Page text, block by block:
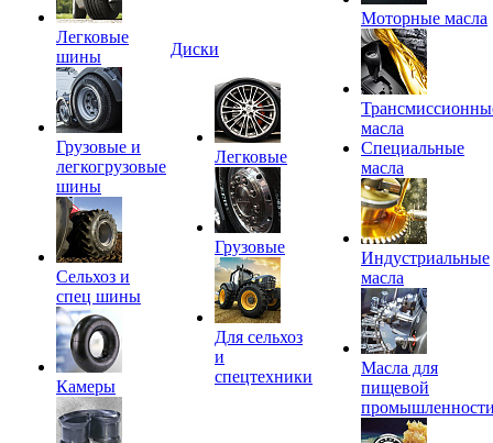
Легковые
шины
Грузовые и
легкогрузовые
шины
Сельхоз и
спец шины
Камеры
Диски
Легковые
Грузовые
Для сельхоз
и
спецтехники
Моторные масла
масла
Специальные
масла
Индустриальные
масла
Масла для
пищевой